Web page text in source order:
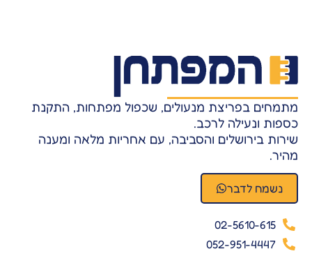
מתמחים בפריצת מנעולים, שכפול מפתחות, התקנת
כספות ונעילה לרכב.
שירות בירושלים והסביבה, עם אחריות מלאה ומענה
מהיר.
נשמח לדבר
02-5610-615
052-951-4447